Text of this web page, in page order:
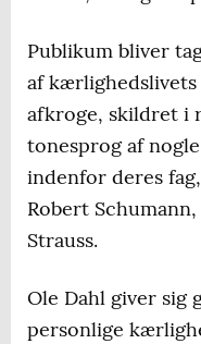
Publikum bliver
af
afkroge, skildret i
tonesprog af
indenfor deres
Robert
Strauss.
Ole Dahl giver sig
personlige